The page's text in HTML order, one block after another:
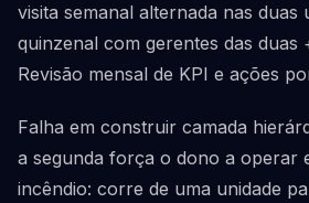
visita semanal alternada nas duas
quinzenal com gerentes das duas
Revisão mensal de KPI e ações
Falha em construir camada
a segunda força o dono a operar
incêndio: corre de uma unidade